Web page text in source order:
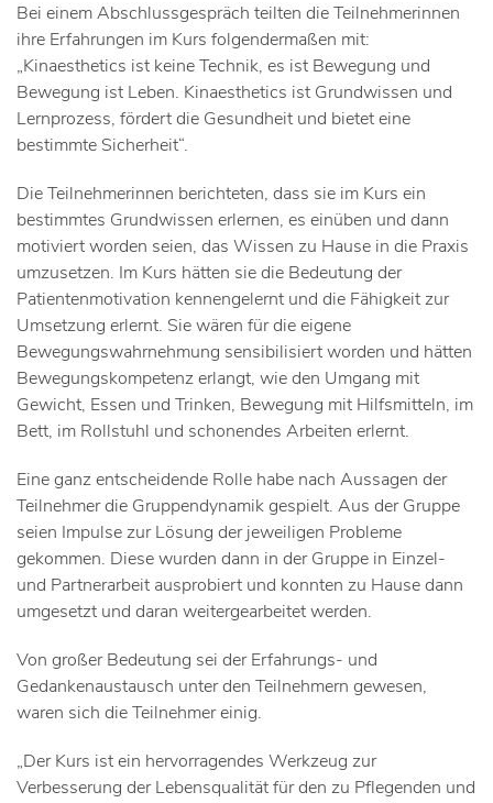
Bei einem Abschlussgespräch teilten die Teilnehmerinnen
ihre Erfahrungen im Kurs folgendermaßen mit:
„Kinaesthetics ist keine Technik, es ist Bewegung und
Bewegung ist Leben. Kinaesthetics ist Grundwissen und
Lernprozess, fördert die Gesundheit und bietet eine
bestimmte Sicherheit“.
Die Teilnehmerinnen berichteten, dass sie im Kurs ein
bestimmtes Grundwissen erlernen, es einüben und dann
motiviert worden seien, das Wissen zu Hause in die Praxis
umzusetzen. Im Kurs hätten sie die Bedeutung der
Patientenmotivation kennengelernt und die Fähigkeit zur
Umsetzung erlernt. Sie wären für die eigene
Bewegungswahrnehmung sensibilisiert worden und hätten
Bewegungskompetenz erlangt, wie den Umgang mit
Gewicht, Essen und Trinken, Bewegung mit Hilfsmitteln, im
Bett, im Rollstuhl und schonendes Arbeiten erlernt.
Eine ganz entscheidende Rolle habe nach Aussagen der
Teilnehmer die Gruppendynamik gespielt. Aus der Gruppe
seien Impulse zur Lösung der jeweiligen Probleme
gekommen. Diese wurden dann in der Gruppe in Einzel-
und Partnerarbeit ausprobiert und konnten zu Hause dann
umgesetzt und daran weitergearbeitet werden.
Von großer Bedeutung sei der Erfahrungs- und
Gedankenaustausch unter den Teilnehmern gewesen,
waren sich die Teilnehmer einig.
„Der Kurs ist ein hervorragendes Werkzeug zur
Verbesserung der Lebensqualität für den zu Pflegenden und